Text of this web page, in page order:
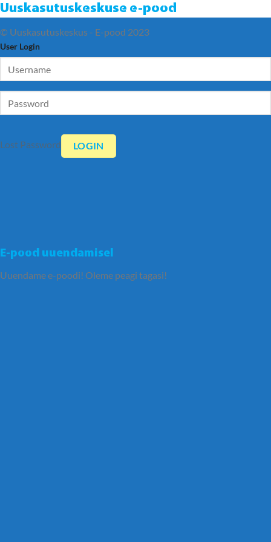
Uuskasutuskeskuse e-pood
E-pood uuendamisel
Uuendame e-poodi! Oleme peagi tagasi!
© Uuskasutuskeskus - E-pood 2023
User Login
Lost Password